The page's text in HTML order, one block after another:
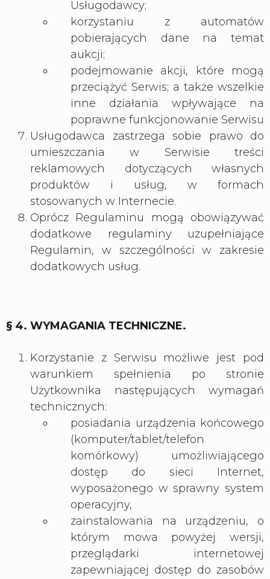
Usługodawcy;
korzystaniu z automatów
pobierających dane na temat
aukcji;
podejmowanie akcji, które mogą
przeciążyć Serwis; a także wszelkie
inne działania wpływające na
poprawne funkcjonowanie Serwisu
Usługodawca zastrzega sobie prawo do
umieszczania w Serwisie treści
reklamowych dotyczących własnych
produktów i usług, w formach
stosowanych w Internecie.
Oprócz Regulaminu mogą obowiązywać
dodatkowe regulaminy uzupełniające
Regulamin, w szczególności w zakresie
dodatkowych usług.
§ 4. WYMAGANIA TECHNICZNE.
Korzystanie z Serwisu możliwe jest pod
warunkiem spełnienia po stronie
Użytkownika następujących wymagań
technicznych:
posiadania urządzenia końcowego
(komputer/tablet/telefon
komórkowy) umożliwiającego
dostęp do sieci Internet,
wyposażonego w sprawny system
operacyjny,
zainstalowania na urządzeniu, o
którym mowa powyżej wersji,
przeglądarki internetowej
zapewniającej dostęp do zasobów